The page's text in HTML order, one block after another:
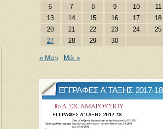
6
7 8 9 10 11
13
14 15 16 17 18
20
21 22 23 24 25
27
28 29 30
« Μαρ Μάι »
ΕΓΓΡΑΦΕΣ Α΄ΤΑΞΗΣ 2017-18